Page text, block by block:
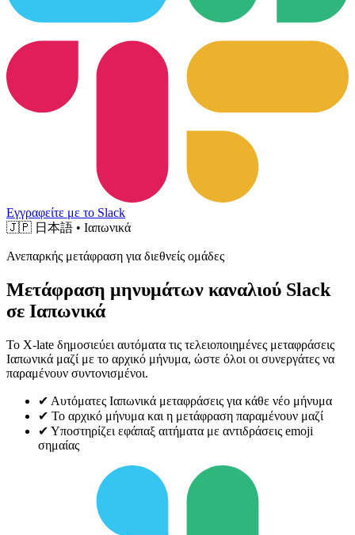
Εγγραφείτε με το Slack
🇯🇵 日本語 • Ιαπωνικά
Ανεπαρκής μετάφραση για διεθνείς ομάδες
Μετάφραση μηνυμάτων καναλιού Slack
σε Ιαπωνικά
Το X-late δημοσιεύει αυτόματα τις τελειοποιημένες μεταφράσεις
Ιαπωνικά μαζί με το αρχικό μήνυμα, ώστε όλοι οι συνεργάτες να
παραμένουν συντονισμένοι.
✔ Αυτόματες Ιαπωνικά μεταφράσεις για κάθε νέο μήνυμα
✔ Το αρχικό μήνυμα και η μετάφραση παραμένουν μαζί
✔ Υποστηρίζει εφάπαξ αιτήματα με αντιδράσεις emoji
σημαίας